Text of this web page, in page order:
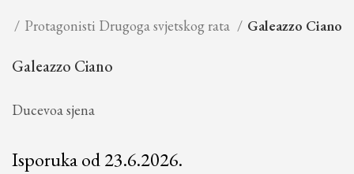
Protagonisti Drugoga svjetskog rata Galeazzo Ciano
Galeazzo Ciano
Ducevoa sjena
Isporuka od 23.6.2026.